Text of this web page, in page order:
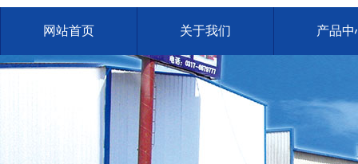
网站首页 关于我们 产品中